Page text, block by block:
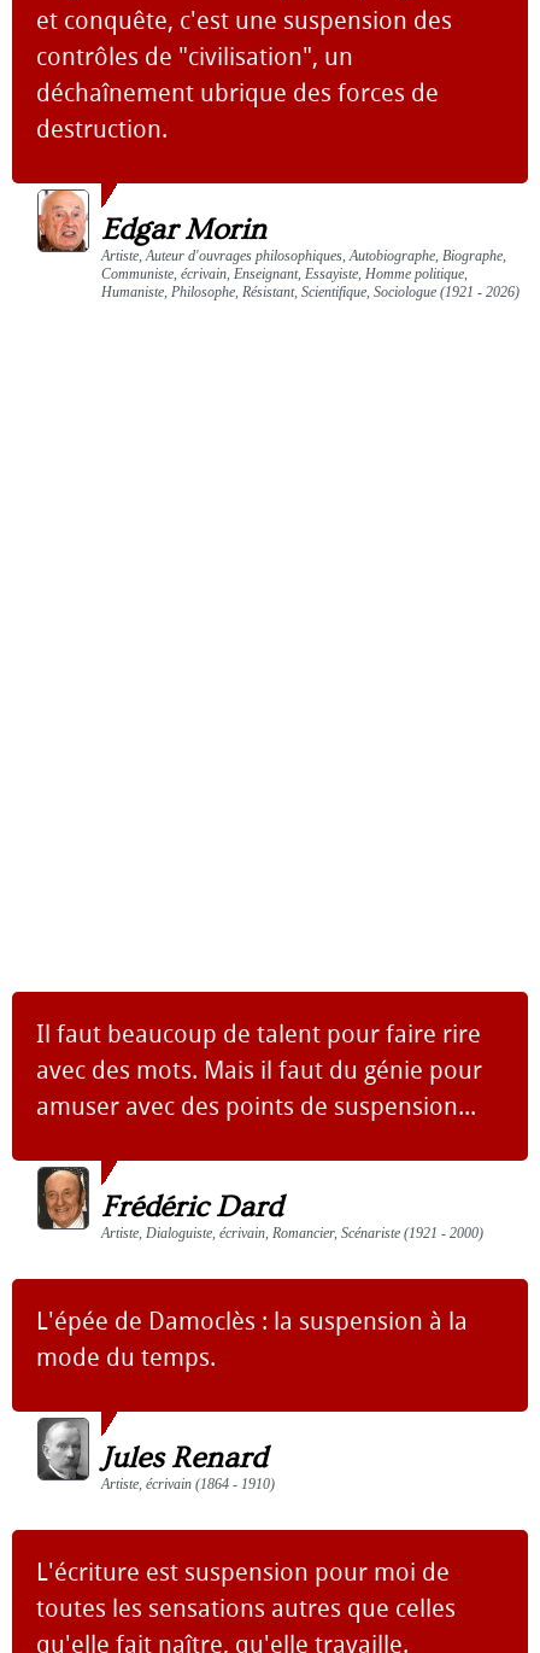
et conquête, c'est une suspension des
contrôles de "civilisation", un
déchaînement ubrique des forces de
destruction.
Edgar Morin
Artiste, Auteur d'ouvrages philosophiques, Autobiographe, Biographe,
Communiste, écrivain, Enseignant, Essayiste, Homme politique,
Humaniste, Philosophe, Résistant, Scientifique, Sociologue (1921 - 2026)
Il faut beaucoup de talent pour faire rire
avec des mots. Mais il faut du génie pour
amuser avec des points de suspension...
Frédéric Dard
Artiste, Dialoguiste, écrivain, Romancier, Scénariste (1921 - 2000)
L'épée de Damoclès : la suspension à la
mode du temps.
Jules Renard
Artiste, écrivain (1864 - 1910)
L'écriture est suspension pour moi de
toutes les sensations autres que celles
qu'elle fait naître, qu'elle travaille.